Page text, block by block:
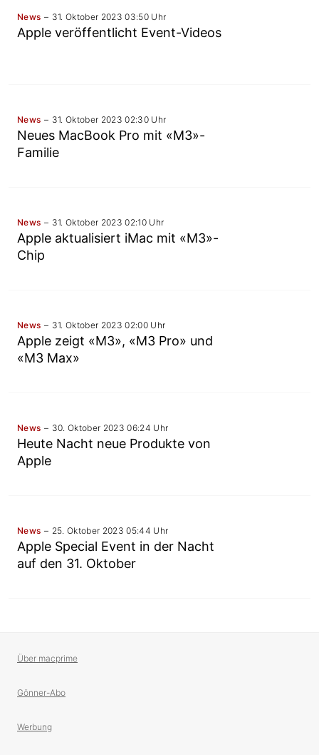
News 31. Oktober 2023 03:50 Uhr
Apple veröffentlicht Event-Videos
News 31. Oktober 2023 02:30 Uhr
Neues MacBook Pro mit «M3»-
Familie
News 31. Oktober 2023 02:10 Uhr
Apple aktualisiert iMac mit «M3»-
Chip
News 31. Oktober 2023 02:00 Uhr
Apple zeigt «M3», «M3 Pro» und
«M3 Max»
News 30. Oktober 2023 06:24 Uhr
Heute Nacht neue Produkte von
Apple
News 25. Oktober 2023 05:44 Uhr
Apple Special Event in der Nacht
auf den 31. Oktober
Über macprime
Gönner-Abo
Werbung